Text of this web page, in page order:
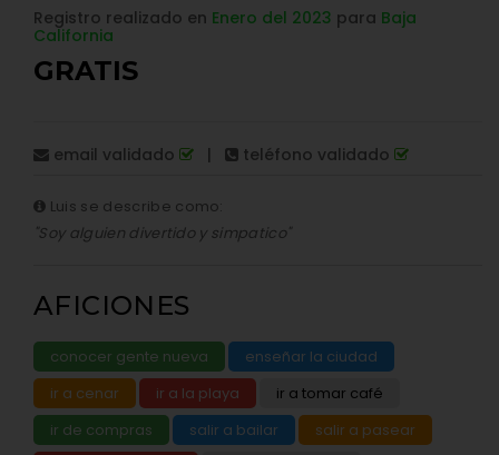
Registro realizado en Enero del 2023 para Baja
California
GRATIS
email validado | teléfono validado
Luis se describe como:
"Soy alguien divertido y simpatico"
AFICIONES
conocer gente nueva
enseñar la ciudad
ir a cenar
ir a la playa
ir a tomar café
ir de compras
salir a bailar
salir a pasear